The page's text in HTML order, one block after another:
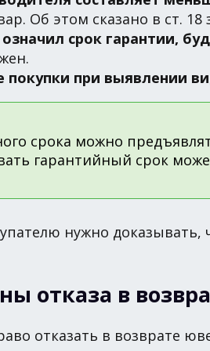
Об этом сказано в ст.
срок гарантии,
покупки при выявлении
срока можно
гарантийный срок
нужно доказывать,
отказа в
отказать в возврате